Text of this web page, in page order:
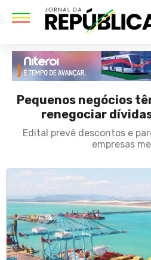
Pequenos negócios
renegociar
Edital prevê descontos e
empresas